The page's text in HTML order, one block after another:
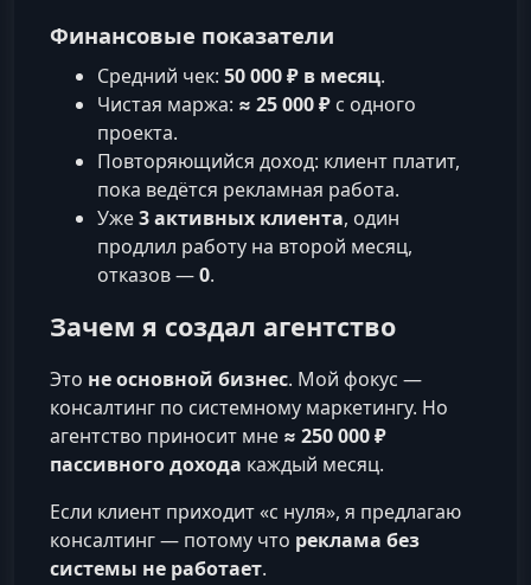
Финансовые показатели
Средний чек: 50 000 ₽ в месяц.
Чистая маржа: ≈ 25 000 ₽ с одного
проекта.
Повторяющийся доход: клиент платит,
пока ведётся рекламная работа.
Уже3 активных клиента, один
продлил работу на второй месяц,
отказов —0.
Зачем я создал агентство
Это не основной бизнес. Мой фокус —
консалтинг по системному маркетингу. Но
агентство приносит мне ≈ 250 000 ₽
пассивного дохода каждый месяц.
Если клиент приходит «с нуля», я предлагаю
консалтинг — потому что реклама без
системы не работает.